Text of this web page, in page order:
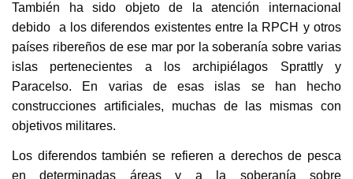
También ha sido objeto de la atención internacional
debido a los diferendos existentes entre la RPCH y otros
países ribereños de ese mar por la soberanía sobre varias
islas pertenecientes a los archipiélagos Sprattly y
Paracelso. En varias de esas islas se han hecho
construcciones artificiales, muchas de las mismas con
objetivos militares.
Los diferendos también se refieren a derechos de pesca
en determinadas áreas y a la soberanía sobre